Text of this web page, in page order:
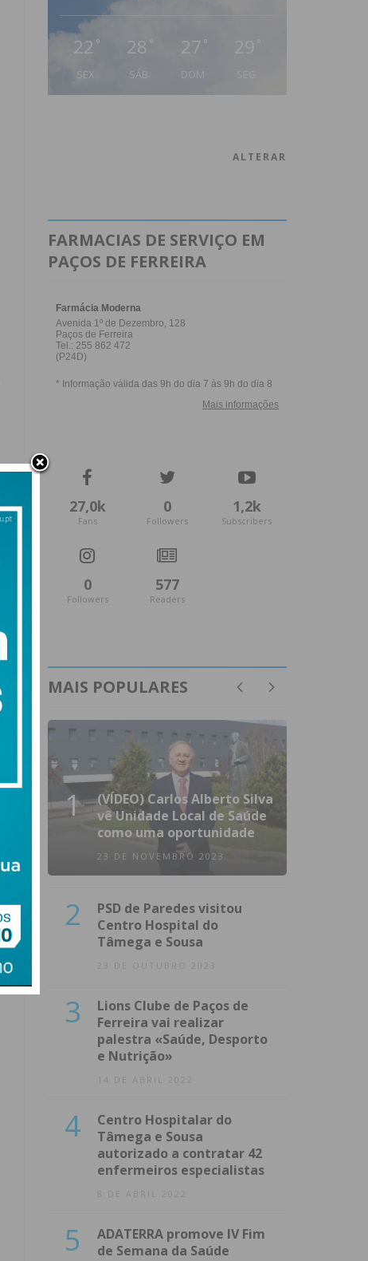
22 °
SEX
28 °
SÁB
27 °
DOM
29 °
ALTERAR
FARMACIAS DE SERVIÇO EM
PAÇOS DE FERREIRA
27,0k
Fans
0
Followers
1,2k
Subscribers
0
Followers
577
Readers
MAIS POPULARES
1
(VÍDEO) Carlos Alberto Silva
vê Unidade Local de Saúde
como uma oportunidade
23 DE NOVEMBRO 2023
2
PSD de Paredes visitou
Centro Hospital do
Tâmega e Sousa
23 DE OUTUBRO 2023
3
Lions Clube de Paços de
Ferreira vai realizar
palestra «Saúde, Desporto
e Nutrição»
14 DE ABRIL 2022
4
Centro Hospitalar do
Tâmega e Sousa
autorizado a contratar 42
enfermeiros especialistas
8 DE ABRIL 2022
5
ADATERRA promove IV Fim
de Semana da Saúde